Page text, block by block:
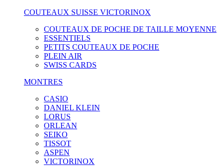
COUTEAUX SUISSE VICTORINOX
COUTEAUX DE POCHE DE TAILLE MOYENNE
ESSENTIELS
PETITS COUTEAUX DE POCHE
PLEIN AIR
SWISS CARDS
MONTRES
CASIO
DANIEL KLEIN
LORUS
ORLEAN
SEIKO
TISSOT
ASPEN
VICTORINOX